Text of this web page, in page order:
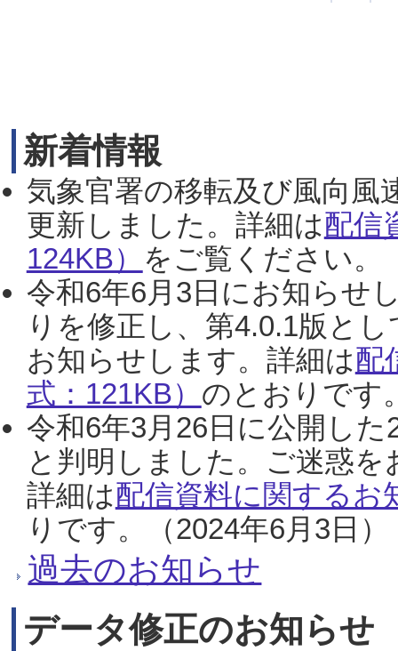
新着情報
気象官署の移転及び風向風
更新しました。詳細は配信
124KB） をご覧ください。
令和6年6月3日にお知らせ
りを修正し、第4.0.1版と
お知らせします。詳細は配
式：121KB） のとおりです
令和6年3月26日に公開し
と判明しました。ご迷惑
詳細は配信資料に関するお
りです。（2024年6月3日）
過去のお知らせ
データ修正のお知らせ